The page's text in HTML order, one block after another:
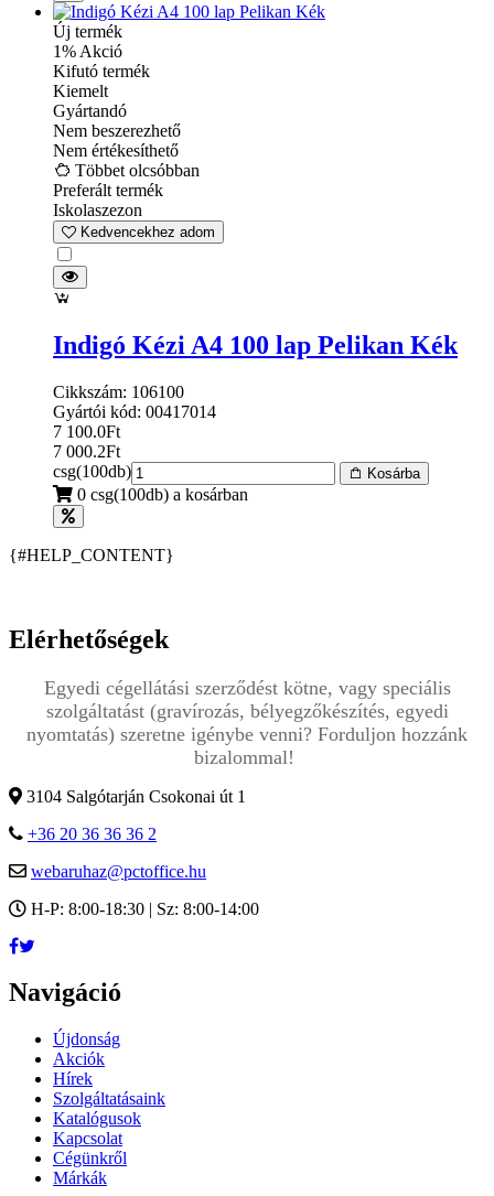
Új termék
1% Akció
Kifutó termék
Kiemelt
Gyártandó
Nem beszerezhető
Nem értékesíthető
Többet olcsóbban
Preferált termék
Iskolaszezon
Kedvencekhez adom
Indigó Kézi A4 100 lap Pelikan Kék
Cikkszám: 106100
Gyártói kód: 00417014
7 100.0Ft
7 000.2Ft
csg(100db)
Kosárba
0 csg(100db) a kosárban
{#HELP_CONTENT}
Elérhetőségek
Egyedi cégellátási szerződést kötne, vagy speciális
szolgáltatást (gravírozás, bélyegzőkészítés, egyedi
nyomtatás) szeretne igénybe venni? Forduljon hozzánk
bizalommal!
3104 Salgótarján Csokonai út 1
+36 20 36 36 36 2
webaruhaz@pctoffice.hu
H-P: 8:00-18:30 | Sz: 8:00-14:00
Navigáció
Újdonság
Akciók
Hírek
Szolgáltatásaink
Katalógusok
Kapcsolat
Cégünkről
Márkák